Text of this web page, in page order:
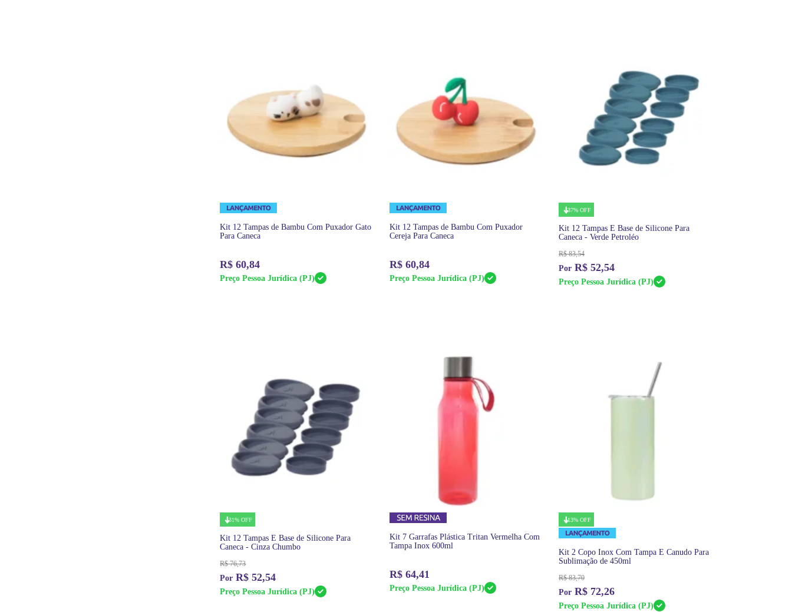
Kit 12 Tampas de Bambu Com Puxador Gato
Para Caneca
R$ 60,84
Preço Pessoa Jurídica (PJ)
Kit 12 Tampas de Bambu Com Puxador
Cereja Para Caneca
R$ 60,84
Preço Pessoa Jurídica (PJ)
37% OFF
Kit 12 Tampas E Base de Silicone Para
Caneca - Verde Petroléo
R$ 83,54
R$ 52,54
Preço Pessoa Jurídica (PJ)
31% OFF
Kit 12 Tampas E Base de Silicone Para
Caneca - Cinza Chumbo
R$ 76,73
R$ 52,54
Preço Pessoa Jurídica (PJ)
Kit 7 Garrafas Plástica Tritan Vermelha Com
Tampa Inox 600ml
R$ 64,41
Preço Pessoa Jurídica (PJ)
13% OFF
Kit 2 Copo Inox Com Tampa E Canudo Para
Sublimação de 450ml
R$ 83,70
R$ 72,26
Preço Pessoa Jurídica (PJ)